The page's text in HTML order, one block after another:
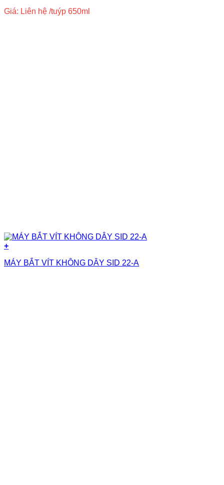
Giá: Liên hệ /tuýp 650ml
+
MÁY BẮT VÍT KHÔNG DÂY SID 22-A